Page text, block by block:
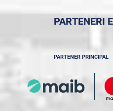
PARTENERI
PARTENER PRINCIPAL